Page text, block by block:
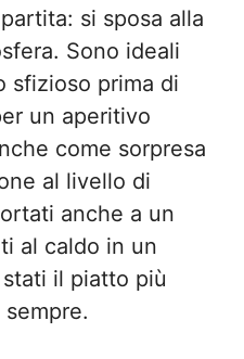
si sposa alla
Sono ideali
sfizioso prima di
un aperitivo
come sorpresa
al livello di
anche a un
al caldo in un
il piatto più